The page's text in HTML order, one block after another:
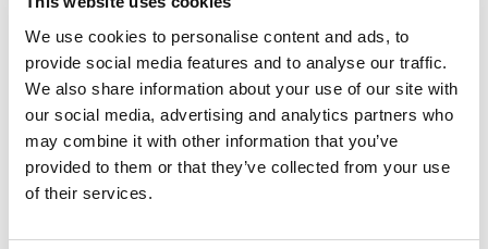
We use cookies to personalise content and ads, to
provide social media features and to analyse our traffic.
We also share information about your use of our site with
our social media, advertising and analytics partners who
may combine it with other information that you’ve
provided to them or that they’ve collected from your use
of their services.
Dopasuj wykończenie do
swojego projektu
Możesz dobrać do projektu matowe lub błyszczące